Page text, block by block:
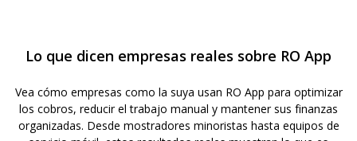
factura digital, se registra, se concilia y se sincroniza con
Lo que dicen empresas reales sobre RO App
Vea cómo empresas como la suya usan RO App para optimizar
los cobros, reducir el trabajo manual y mantener sus finanzas
organizadas. Desde mostradores minoristas hasta equipos de